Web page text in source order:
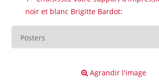
noir et blanc Brigitte Bardot:
Agrandir l'image